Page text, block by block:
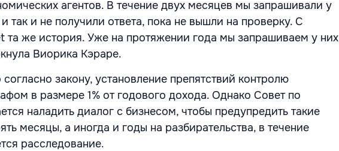
агентов. В течение двух месяцев мы запрашивали у
так и не получили ответа, пока не вышли на проверку. С
та же история. Уже на протяжении года мы запрашиваем у них
Виорика Кэраре.
закону, установление препятствий контролю
в размере 1% от годового дохода. Однако Совет по
наладить диалог с бизнесом, чтобы предупредить такие
месяцы, а иногда и годы на разбирательства, в течение
расследование.